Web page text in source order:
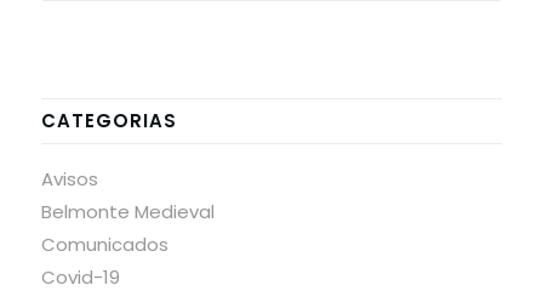
CATEGORIAS
Avisos
Belmonte Medieval
Comunicados
Covid-19